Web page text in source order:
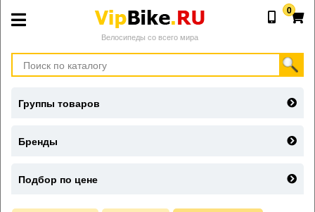
Велосипеды со всего мира
0
Группы товаров
Бренды
Подбор по цене